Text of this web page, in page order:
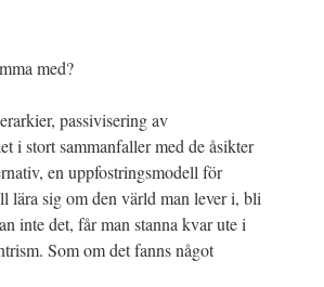
med?
passivisering av
i stort sammanfaller med de åsikter
en uppfostringsmodell för
lära sig om den värld man lever i, bli
inte det, får man stanna kvar ute i
Som om det fanns något